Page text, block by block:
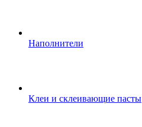
Наполнители
Клеи и склеивающие пасты